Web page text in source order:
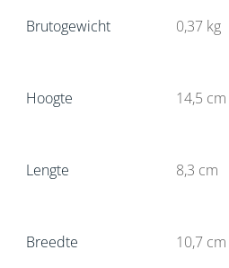
Brutogewicht 0,37 kg
Hoogte 14,5 cm
Lengte 8,3 cm
Breedte 10,7 cm